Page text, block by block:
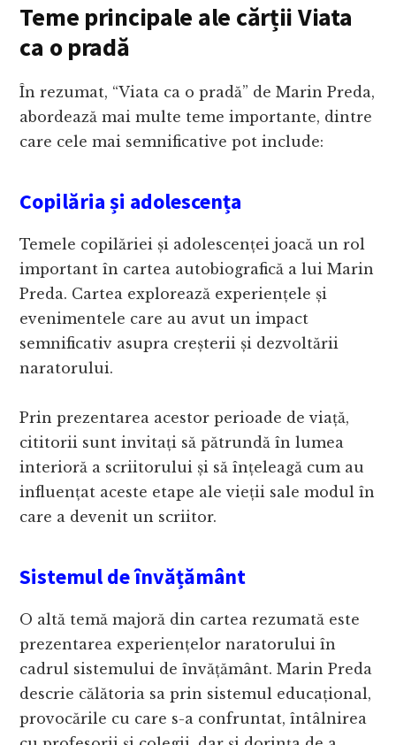
Teme principale ale cărții Viata
ca o pradă
În rezumat, “Viata ca o pradă” de Marin Preda,
abordează mai multe teme importante, dintre
care cele mai semnificative pot include:
Copilăria și adolescența
Temele copilăriei și adolescenței joacă un rol
important în cartea autobiografică a lui Marin
Preda. Cartea explorează experiențele și
evenimentele care au avut un impact
semnificativ asupra creșterii și dezvoltării
naratorului.
Prin prezentarea acestor perioade de viață,
cititorii sunt invitați să pătrundă în lumea
interioră a scriitorului și să înțeleagă cum au
influențat aceste etape ale vieții sale modul în
care a devenit un scriitor.
Sistemul de învățământ
O altă temă majoră din cartea rezumată este
prezentarea experiențelor naratorului în
cadrul sistemului de învățământ. Marin Preda
descrie călătoria sa prin sistemul educațional,
provocările cu care s-a confruntat, întâlnirea